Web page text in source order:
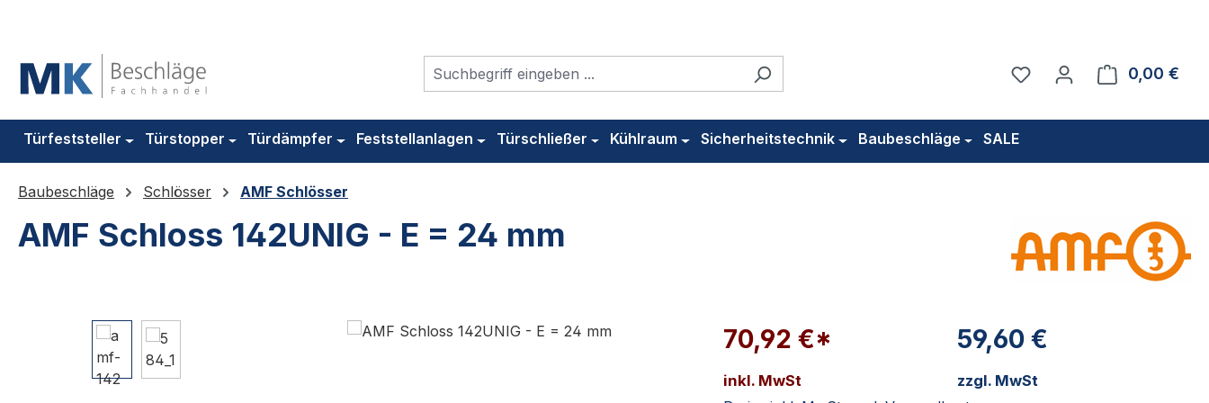
Du hast 0 Produkte auf
0,00 €
Türfeststeller Türstopper Türdämpfer Feststellanlagen Türschließer Kühlraum Sicherheitstechnik Baubeschläge SALE
Baubeschläge Schlösser AMF Schlösser
AMF Schloss 142UNIG - E = 24 mm
70,92 €*
inkl. MwSt
59,60 €
zzgl. MwSt